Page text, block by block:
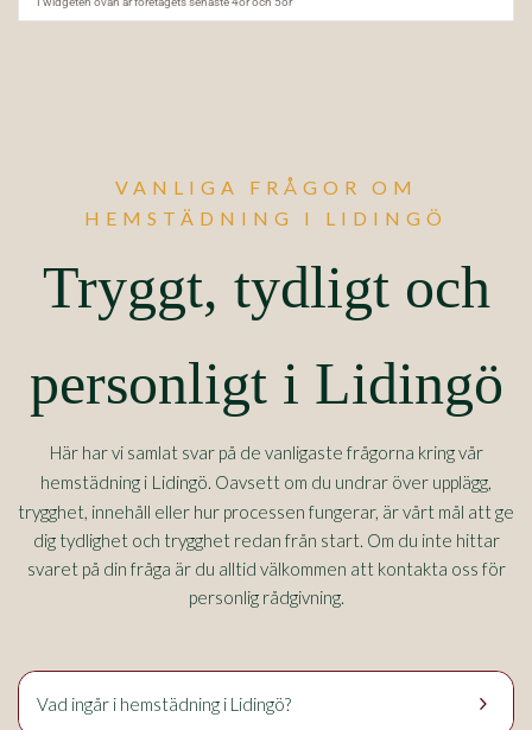
VANLIGA FRÅGOR OM
HEMSTÄDNING I LIDINGÖ
Tryggt, tydligt och
personligt i Lidingö
Här har vi samlat svar på de vanligaste frågorna kring vår
hemstädning i Lidingö. Oavsett om du undrar över upplägg,
trygghet, innehåll eller hur processen fungerar, är vårt mål att ge
dig tydlighet och trygghet redan från start. Om du inte hittar
svaret på din fråga är du alltid välkommen att kontakta oss för
personlig rådgivning.
keyboard_arrow_right
Vad ingår i hemstädning i Lidingö?